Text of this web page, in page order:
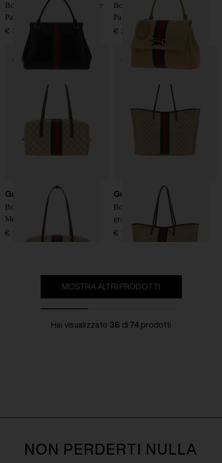
Borsa a mano grande in pelle
Paparazzo
€ 3.200,00
Borsa a mano media in pelle
Paparazzo
€ 2.900,00
Gucci
Borsa boston media Gucci
Melrose
€ 1.550,00
Gucci
Borsa shopping Tribeca
grande
€ 1.650,00
MOSTRA ALTRI PRODOTTI
Hai visualizzato 36 di 74prodotti
NON PERDERTI NULLA